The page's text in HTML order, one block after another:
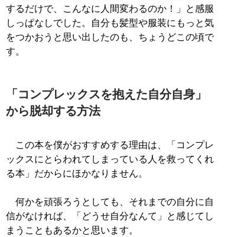
するだけで、こんなに人間変わるのか！」と感服
しっぱなしでした。自分も髪型や服装にもっと気
をつかおうと思い出したのも、ちょうどこの頃で
す。
「コンプレックスを抱えた自分自身」
から脱却する方法
この本を僕がおすすめする理由は、「コンプレ
ックスにとらわれてしまっている人を救ってくれ
る本」だからにほかなりません。
何かを頑張ろうとしても、それまでの自分に自
信がなければ、「どうせ自分なんて」と感じてし
まうこともあるかと思います。